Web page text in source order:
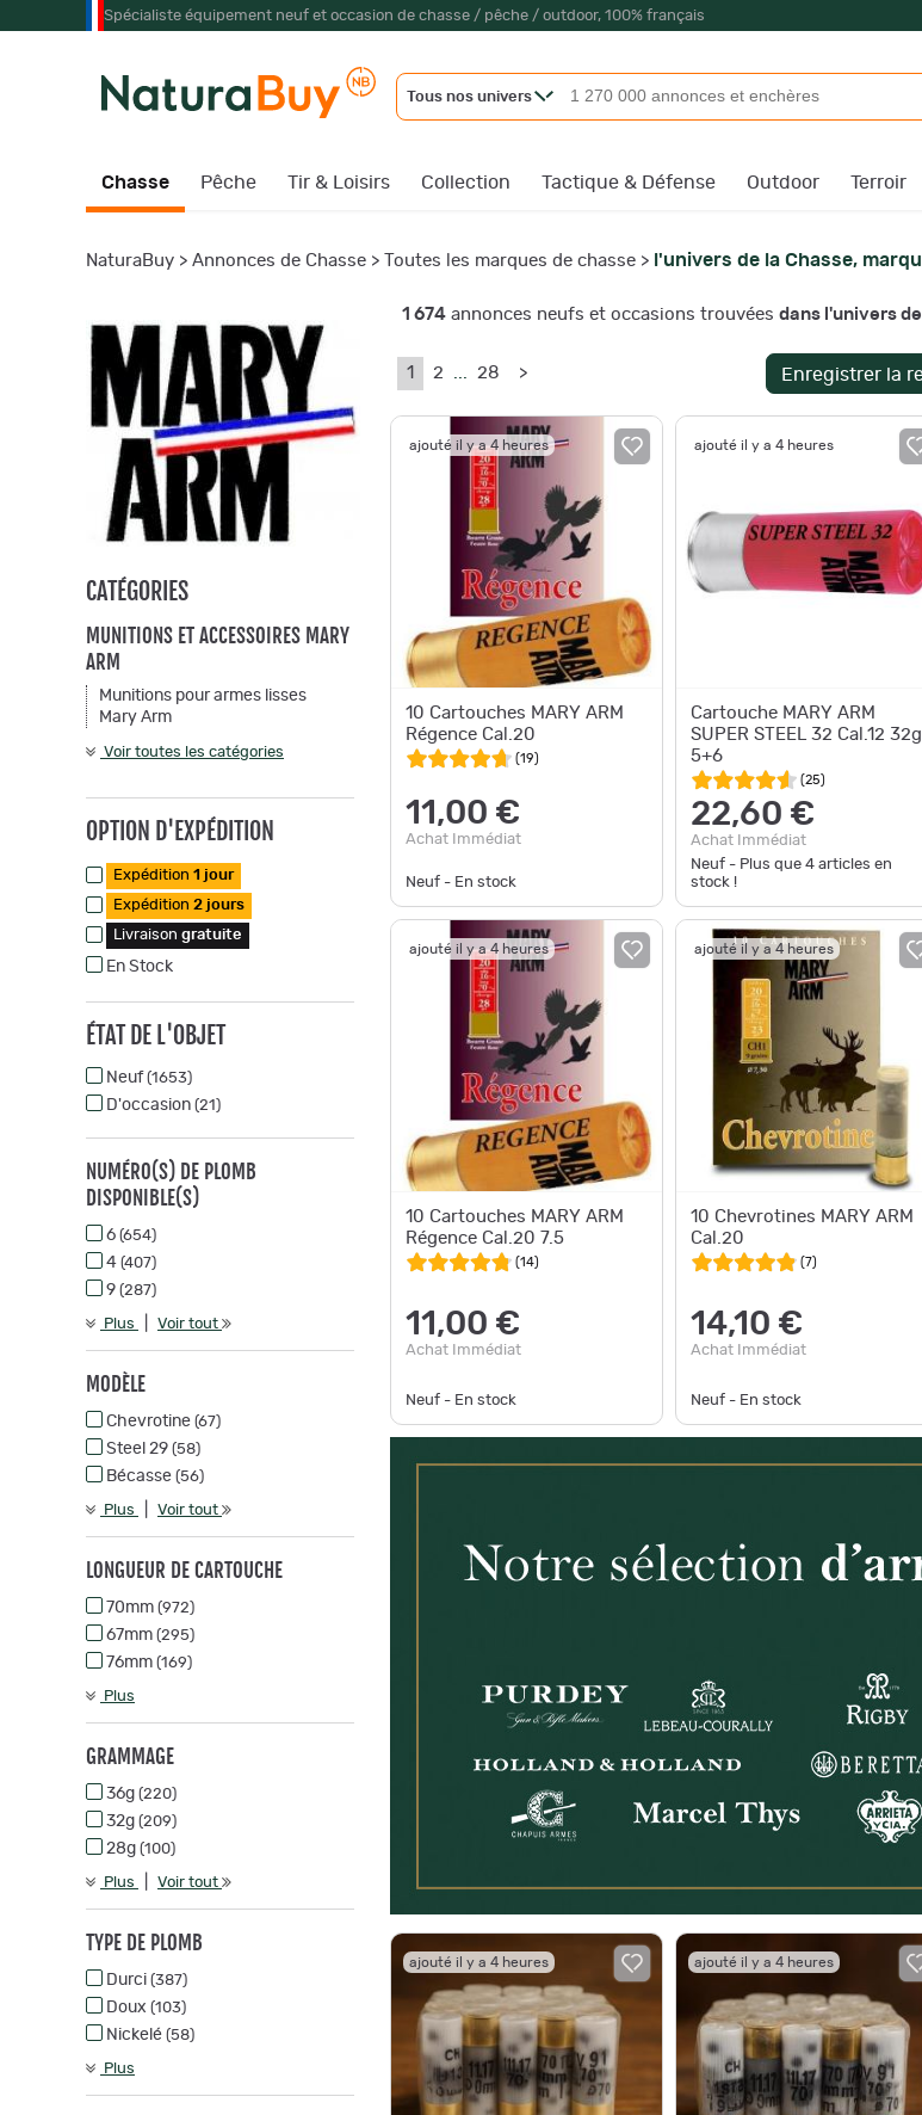
Spécialiste équipement neuf et occasion de chasse / pêche / outdoor, 100% français
Tous nos univers
Chasse Pêche Tir & Loisirs Collection Tactique & Défense Outdoor Terroir
NaturaBuy > Annonces de Chasse > Toutes les marques de chasse > l'univers de la Chasse,
CATÉGORIES
MUNITIONS ET ACCESSOIRES MARY
ARM
Munitions pour armes lisses
Mary Arm
Voir toutes les catégories
OPTION D'EXPÉDITION
Expédition 1 jour
Expédition 2 jours
Livraison gratuite
En Stock
ÉTAT DE L'OBJET
Neuf(1653)
D'occasion (21)
NUMÉRO(S) DE PLOMB
DISPONIBLE(S)
6 (654)
4 (407)
9 (287)
Plus Voir tout
MODÈLE
Chevrotine (67)
Steel 29 (58)
Bécasse (56)
Plus Voir tout
LONGUEUR DE CARTOUCHE
70mm (972)
67mm (295)
76mm (169)
Plus
GRAMMAGE
36g (220)
32g (209)
28g (100)
Plus Voir tout
TYPE DE PLOMB
Durci (387)
Doux (103)
Nickelé (58)
Plus
1 674 annonces neufs et occasions trouvées dans l'univers
1 2 ... 28 > Enregistrer la
ajouté il y a 4 heures
10 Cartouches MARY ARM
Régence Cal.20
(19)
11,00 €
Achat Immédiat
Neuf - En stock
ajouté il y a 4 heures
Cartouche MARY ARM
SUPER STEEL 32 Cal.12
5+6
(25)
22,60 €
Achat Immédiat
Neuf - Plus que 4articles en
stock !
ajouté il y a 4 heures
10 Cartouches MARY ARM
Régence Cal.20 7.5
(14)
11,00 €
Achat Immédiat
Neuf - En stock
ajouté il y a 4 heures
10 Chevrotines MARY ARM
Cal.20
(7)
14,10 €
Achat Immédiat
Neuf - En stock
ajouté il y a 4 heures ajouté il y a 4 heures